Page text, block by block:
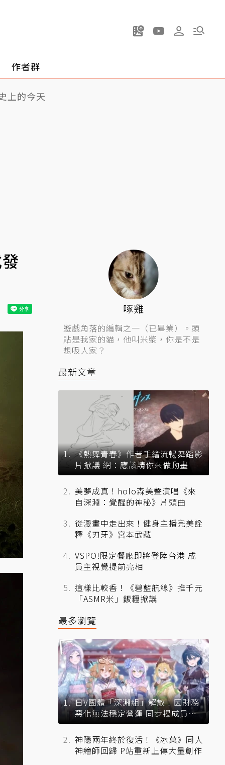
作者群
上的今天
啄雞
遊戲角落的編輯之一（已畢業）。頭
貼是我家的貓，他叫米漿，你是不是
想吸人家？
最新文章
《熱舞青春》作者手繪流暢舞蹈影
片掀議 網：應該請你來做動畫
美夢成真！holo森美聲演唱《來
自深淵：覺醒的神秘》片頭曲
從漫畫中走出來！健身主播完美詮
釋《刃牙》宮本武藏
VSPO!限定餐廳即將登陸台港 成
員主視覺提前亮相
這樣比較香！《碧藍航線》推千元
「ASMR米」飯糰掀議
最多瀏覽
日V團體「深淵組」解散！因財務
惡化無法穩定營運 同步揭成員未
來去向
神隱兩年終於復活！《冰菓》同人
神繪師回歸 P站重新上傳大量創作